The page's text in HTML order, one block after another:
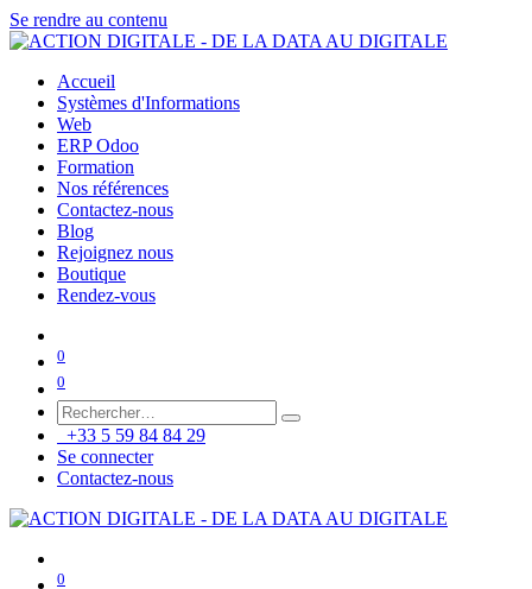
Se rendre au contenu
Accueil
Systèmes d'Informations
Web
ERP Odoo
Formation
Nos références
Contactez-nous
Blog
Rejoignez nous
Boutique
Rendez-vous
0
0
+33 5 59 84 84 29
Se connecter
Contactez-nous
0